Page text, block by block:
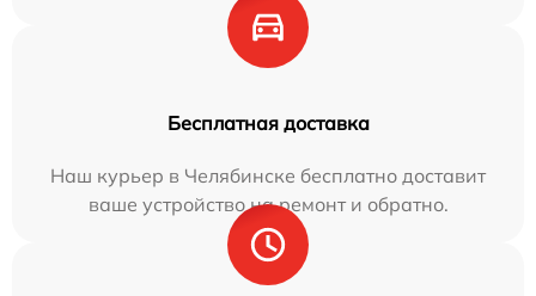
Бесплатная доставка
Наш курьер в Челябинске бесплатно доставит
ваше устройство на ремонт и обратно.